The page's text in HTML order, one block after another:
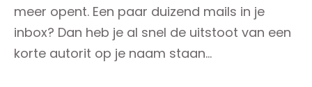
meer opent. Een paar duizend mails in je
inbox? Dan heb je al snel de uitstoot van een
korte autorit op je naam staan…